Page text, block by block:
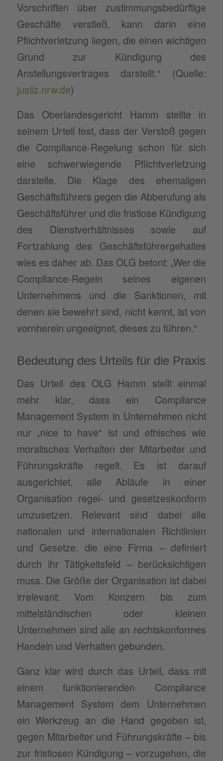
Vorschriften über zustimmungsbedürftige
Geschäfte verstieß, kann darin eine
Pflichtverletzung liegen, die einen wichtigen
Grund zur Kündigung des
Anstellungsvertrages darstellt.“ (Quelle:
justiz.nrw.de)
Das Oberlandesgericht Hamm stellte in
seinem Urteil fest, dass der Verstoß gegen
die Compliance-Regelung schon für sich
eine schwerwiegende Pflichtverletzung
darstelle. Die Klage des ehemaligen
Geschäftsführers gegen die Abberufung als
Geschäftsführer und die fristlose Kündigung
des Dienstverhältnisses sowie auf
Fortzahlung des Geschäftsführergehaltes
wies es daher ab. Das OLG betont: „Wer die
Compliance-Regeln seines eigenen
Unternehmens und die Sanktionen, mit
denen sie bewehrt sind, nicht kennt, ist von
vornherein ungeeignet, dieses zu führen.“
Bedeutung des Urteils für die Praxis
Das Urteil des OLG Hamm stellt einmal
mehr klar, dass ein Compliance
Management System in Unternehmen nicht
nur „nice to have“ ist und ethisches wie
moralisches Verhalten der Mitarbeiter und
Führungskräfte regelt. Es ist darauf
ausgerichtet, alle Abläufe in einer
Organisation regel- und gesetzeskonform
umzusetzen. Relevant sind dabei alle
nationalen und internationalen Richtlinien
und Gesetze, die eine Firma – definiert
durch ihr Tätigkeitsfeld – berücksichtigen
muss. Die Größe der Organisation ist dabei
irrelevant: Vom Konzern bis zum
mittelständischen oder kleinen
Unternehmen sind alle an rechtskonformes
Handeln und Verhalten gebunden.
Ganz klar wird durch das Urteil, dass mit
einem funktionierenden Compliance
Management System dem Unternehmen
ein Werkzeug an die Hand gegeben ist,
gegen Mitarbeiter und Führungskräfte – bis
zur fristlosen Kündigung – vorzugehen, die